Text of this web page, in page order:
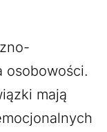
osobowości.
mają